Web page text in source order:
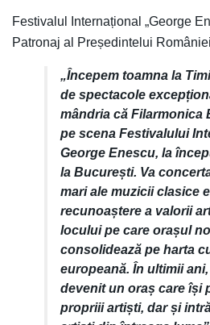
Festivalul Internațional „George
Patronaj al Președintelui
„Începem toamna la
de spectacole
mândria că Filarmonica
pe scena Festivalului
George Enescu, la
la București. Va
mari ale muzicii clasice
recunoaștere a valorii
locului pe care orașul
consolidează pe harta
europeană. În ultimii
devenit un oraș care își
propriii artiști, dar și